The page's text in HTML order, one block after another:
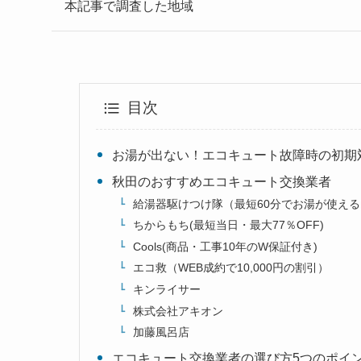
本記事で調査した地域
目次
お湯が出ない！エコキュート故障時の初期
秋田のおすすめエコキュート交換業者
給湯器駆けつけ隊（最短60分でお湯が使える
ちからもち(最短当日・最大77％OFF)
Cools(商品・工事10年のW保証付き)
エコ救（WEB成約で10,000円の割引）
キンライサー
株式会社アキオン
加藤風呂店